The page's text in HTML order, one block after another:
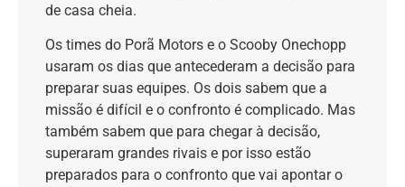
de casa cheia.
Os times do Porã Motors e o Scooby Onechopp
usaram os dias que antecederam a decisão para
preparar suas equipes. Os dois sabem que a
missão é difícil e o confronto é complicado. Mas
também sabem que para chegar à decisão,
superaram grandes rivais e por isso estão
preparados para o confronto que vai apontar o